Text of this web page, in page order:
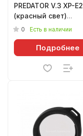
PREDATOR V.3 XP-E2
(красный свет)
(<Свойства не
0 Есть в наличии
Подробнее